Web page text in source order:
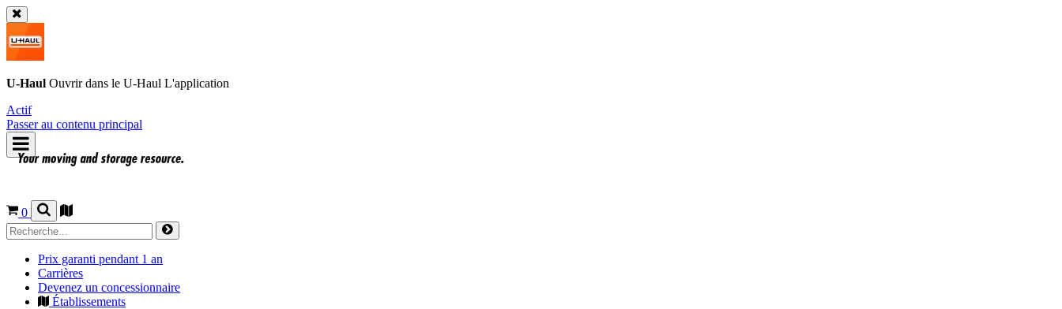
U-Haul Ouvrir dans le U-Haul L'application
Actif
Passer au contenu principal
0
Prix garanti pendant 1 an
Carrières
Devenez un concessionnaire
Établissements